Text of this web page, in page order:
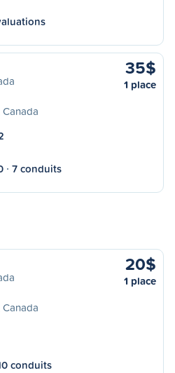
35$
1 place
7 conduits
20$
1 place
conduits